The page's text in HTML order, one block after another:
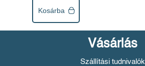
Kosárba
Vásárlás
Szállítási tudnivalók